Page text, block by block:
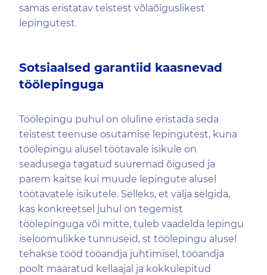
samas eristatav teistest võlaõiguslikest
lepingutest.
Sotsiaalsed garantiid kaasnevad
töölepinguga
Töölepingu puhul on oluline eristada seda
teistest teenuse osutamise lepingutest, kuna
töölepingu alusel töötavale isikule on
seadusega tagatud suuremad õigused ja
parem kaitse kui muude lepingute alusel
töötavatele isikutele. Selleks, et välja selgida,
kas konkreetsel juhul on tegemist
töölepinguga või mitte, tuleb vaadelda lepingu
iseloomulikke tunnuseid, st töölepingu alusel
tehakse tööd tööandja juhtimisel, tööandja
poolt määratud kellaajal ja kokkulepitud